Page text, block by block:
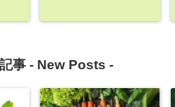
事 - New Posts -